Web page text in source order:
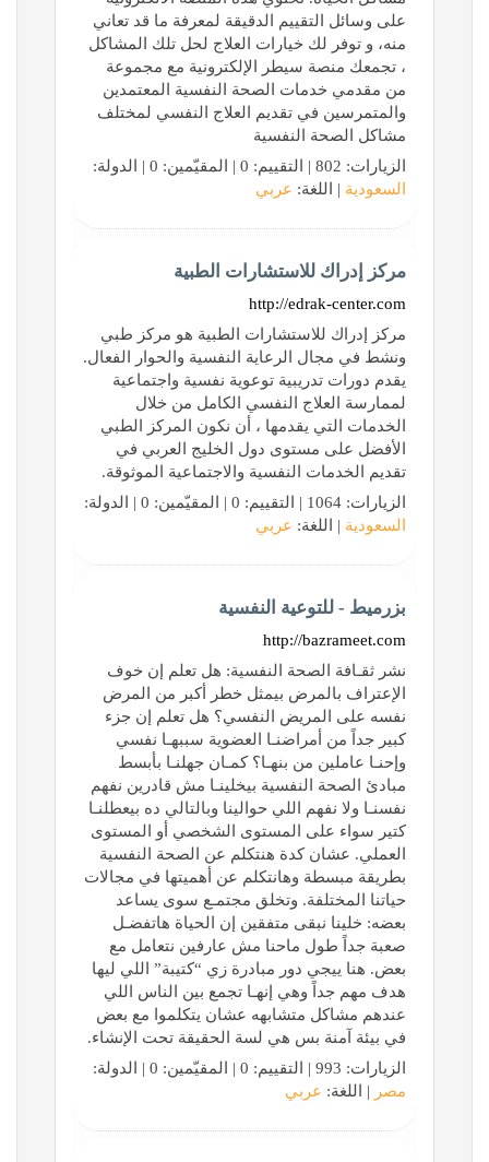
على وسائل التقييم الدقيقة لمعرفة ما قد تعاني
منه، و توفر لك خيارات العلاج لحل تلك المشاكل
، تجمعك منصة سيطر الإلكترونية مع مجموعة
من مقدمي خدمات الصحة النفسية المعتمدين
والمتمرسين في تقديم العلاج النفسي لمختلف
مشاكل الصحة النفسية
الزيارات: 802 | التقييم: 0 | المقيّمين: 0 | الدولة:
السعودية | اللغة: عربي
مركز إدراك للاستشارات الطبية
http://edrak-center.com
مركز إدراك للاستشارات الطبية هو مركز طبي
ونشط في مجال الرعاية النفسية والحوار الفعال.
يقدم دورات تدريبية توعوية نفسية واجتماعية
لممارسة العلاج النفسي الكامل من خلال
الخدمات التي يقدمها ، أن نكون المركز الطبي
الأفضل على مستوى دول الخليج العربي في
تقديم الخدمات النفسية والاجتماعية الموثوقة.
الزيارات: 1064 | التقييم: 0 | المقيّمين: 0 | الدولة:
السعودية | اللغة: عربي
بزرميط - للتوعية النفسية
http://bazrameet.com
نشر ثقـافة الصحة النفسية: هل تعلم إن خوف
الإعتراف بالمرض بيمثل خطر أكبر من المرض
نفسه على المريض النفسي؟ هل تعلم إن جزء
كبير جداً من أمراضنـا العضوية سببهـا نفسي
وإحنـا عاملين من بنهـا؟ كمـان جهلنـا بأبسط
مبادئ الصحة النفسية بيخلينـا مش قادرين نفهم
نفسنـا ولا نفهم اللي حوالينا وبالتالي ده بيعطلنـا
كتير سواء على المستوى الشخصي أو المستوى
العملي. عشان كدة هنتكلم عن الصحة النفسية
بطريقة مبسطة وهانتكلم عن أهميتها في مجالات
حياتنا المختلفة. وتخلق مجتمـع سوى يساعد
بعضه: خلينا نبقى متفقين إن الحياة هاتفضـل
صعبة جداً طول ماحنا مش عارفين نتعامل مع
بعض. هنا ييجي دور مبادرة زي “كتيبة” اللي ليها
هدف مهم جداً وهي إنهـا تجمع بين الناس اللي
عندهم مشاكل متشابهه عشان يتكلموا مع بعض
في بيئة آمنة بس هي لسة الحقيقة تحت الإنشاء.
الزيارات: 993 | التقييم: 0 | المقيّمين: 0 | الدولة:
مصر | اللغة: عربي